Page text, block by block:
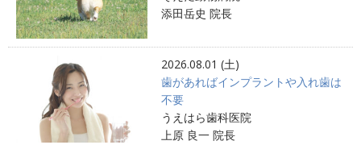
添田岳史 院長
2026.08.01 (土)
歯があればインプラントや入れ歯は
不要
うえはら歯科医院
上原 良一 院長